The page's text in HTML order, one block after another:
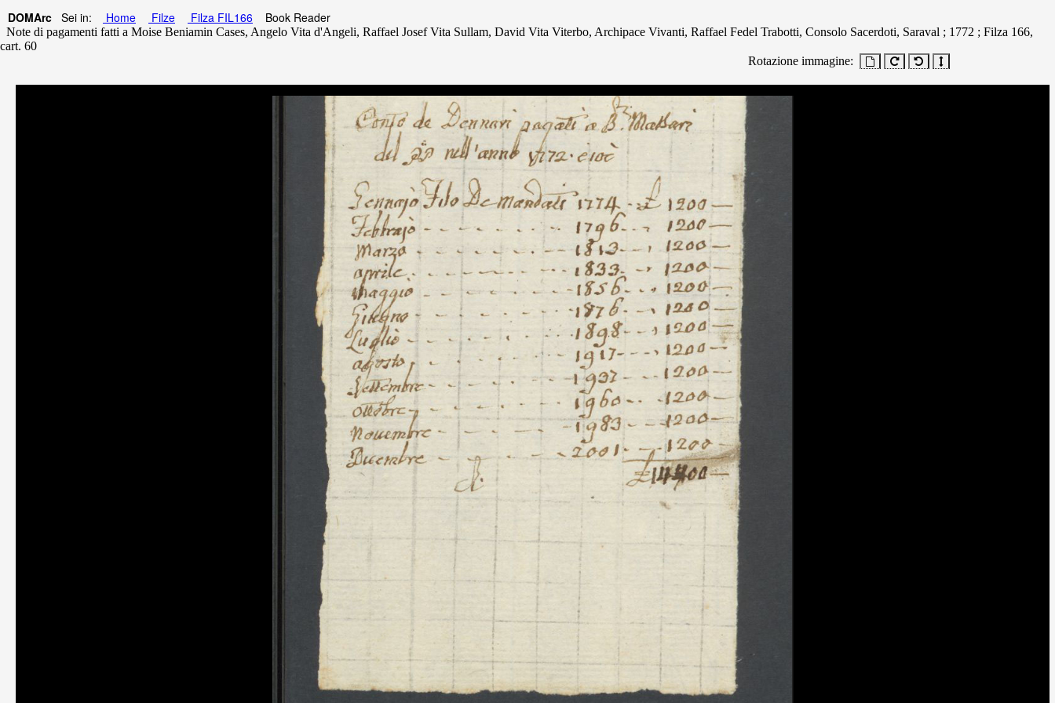
DOMArc Sei in: Home Filze Filza FIL166 Book Reader
Note di pagamenti fatti a Moise Beniamin Cases, Angelo Vita d'Angeli, Raffael Josef Vita Sullam, David Vita Viterbo, Archipace Vivanti, Raffael Fedel Trabotti, Consolo Sacerdoti, Saraval ; 1772 ; Filza 166,
cart. 60
Rotazione immagine: